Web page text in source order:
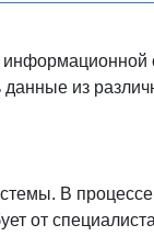
из
В
от